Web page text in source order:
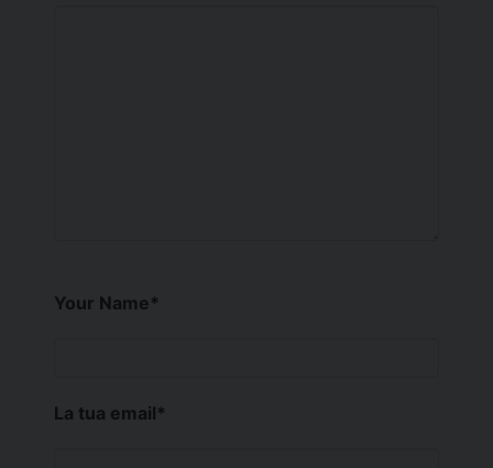
Your Name*
La tua email*